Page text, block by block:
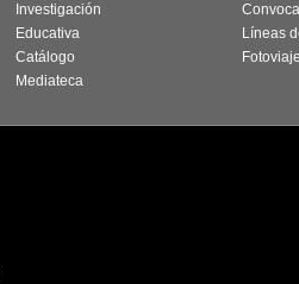
Investigación
Educativa
Catálogo
Mediateca
Líneas